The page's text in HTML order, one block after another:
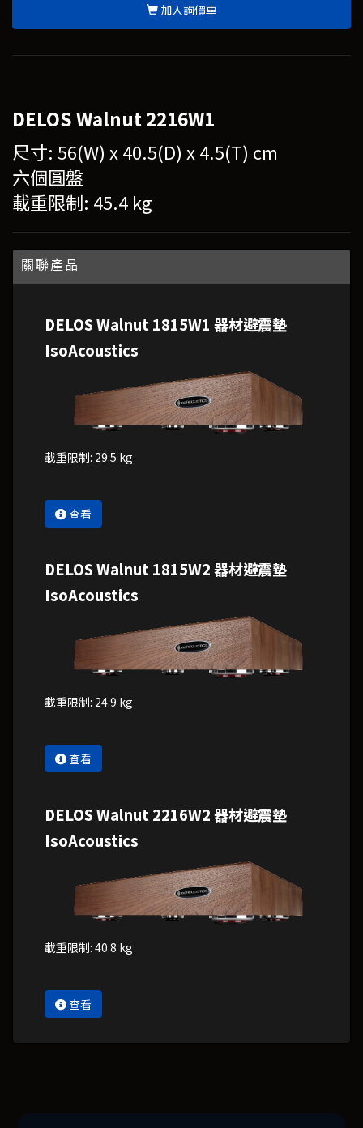
加入詢價車
DELOS Walnut 2216W1
尺寸: 56(W) x 40.5(D) x 4.5(T) cm
六個圓盤
載重限制: 45.4 kg
關聯產品
載重限制: 29.5 kg
查看
DELOS Walnut 1815W1 器材避震墊
IsoAcoustics
載重限制: 24.9 kg
查看
DELOS Walnut 1815W2 器材避震墊
IsoAcoustics
載重限制: 40.8 kg
查看
DELOS Walnut 2216W2 器材避震墊
IsoAcoustics